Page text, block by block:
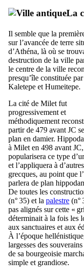
La
Il semble que la
sur l’avancée de terre
d’Athéna, là où se
destruction de la ville
le centre de la ville
presqu’île constituée
Kaletepe et Humeitepe.
La cité de Milet fut
progressivement et
méthodiquement
partir de 479 avant JC
plan en damier.
à Milet en 498 avant JC,
popularisera ce type
et l’appliquera à
grecques, au point que
parlera de plan
De toutes les
(n° 35) et la palestre (n°
pas alignés sur cette «
déterminait à la fois les
aux sanctuaires et aux
À l’époque
largesses des
de sa bourgeoisie
simple et grandiose.